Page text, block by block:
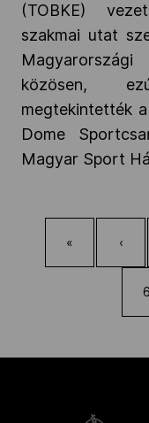
(TOBKE)
szakmai utat
közösen,
megtekintették
Dome
Magyar Sport
« ‹
6